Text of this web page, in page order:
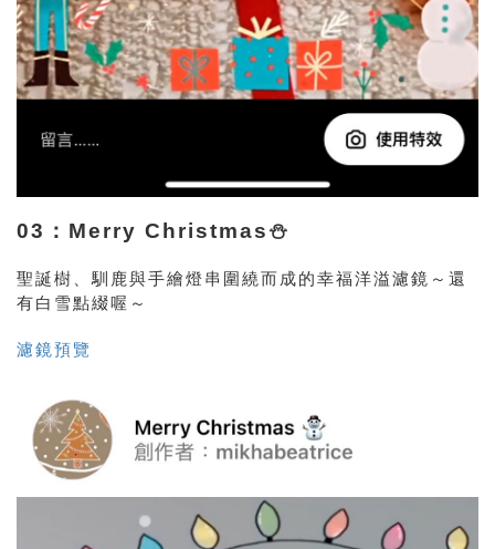
03：Merry Christmas⛄️
聖誕樹、馴鹿與手繪燈串圍繞而成的幸福洋溢濾鏡～還
有白雪點綴喔～
濾鏡預覽